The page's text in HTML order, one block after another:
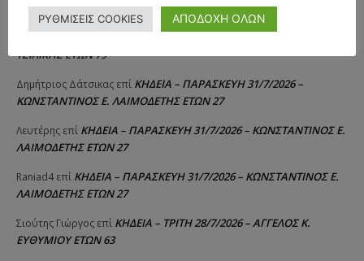
ΣΠΥΡΙΔΟΥΛΑ Γ. ΣΕΪΤΑΝΙΔΟΥ ΕΤΩΝ 91
ΤΣΙΛΙΚΗΣ ΕΤΩΝ 79
Δημήτριος Δάτσικας επί ΚΗΔΕΙΑ – ΠΑΡΑΣΚΕΥΗ 31/7/2026 –
ΚΩΝΣΤΑΝΤΙΝΟΣ Ε. ΛΑΙΜΟΔΕΤΗΣ ΕΤΩΝ 27
Λευτέρης επί ΚΗΔΕΙΑ – ΠΑΡΑΣΚΕΥΗ 31/7/2026 – ΚΩΝΣΤΑΝΤΙΝΟΣ Ε.
ΛΑΙΜΟΔΕΤΗΣ ΕΤΩΝ 27
Raniad4 επί ΚΗΔΕΙΑ – ΠΑΡΑΣΚΕΥΗ 31/7/2026 – ΚΩΝΣΤΑΝΤΙΝΟΣ Ε.
ΛΑΙΜΟΔΕΤΗΣ ΕΤΩΝ 27
Σιούτης Γιώργος επί ΚΗΔΕΙΑ – ΤΡΙΤΗ 28/7/2026 – ΑΓΓΕΛΟΣ Κ.
ΕΥΘΥΜΙΟΥ ΕΤΩΝ 63
ΡΥΘΜΙΣΕΙΣ COOKIES ΑΠΟΔΟΧΗ ΟΛΩΝ